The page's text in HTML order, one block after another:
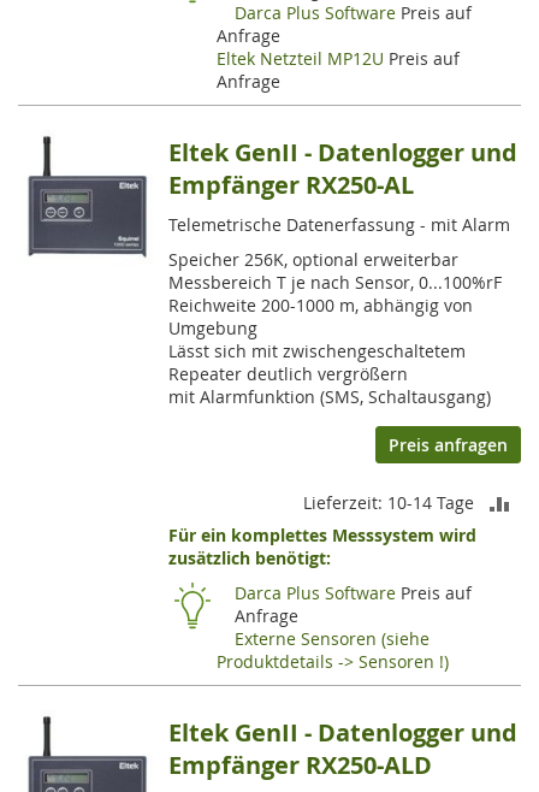
Darca Plus Software Preis auf
Anfrage
Eltek Netzteil MP12U Preis auf
Anfrage
Eltek GenII - Datenlogger und
Empfänger RX250-AL
Telemetrische Datenerfassung - mit Alarm
Speicher 256K, optional erweiterbar
Messbereich T je nach Sensor, 0...100%rF
Reichweite 200-1000 m, abhängig von
Umgebung
Lässt sich mit zwischengeschaltetem
Repeater deutlich vergrößern
mit Alarmfunktion (SMS, Schaltausgang)
Preis anfragen
Lieferzeit: 10-14 Tage
Für ein komplettes Messsystem wird
zusätzlich benötigt:
Darca Plus Software Preis auf
Anfrage
Externe Sensoren (siehe
Produktdetails -> Sensoren !)
Eltek GenII - Datenlogger und
Empfänger RX250-ALD